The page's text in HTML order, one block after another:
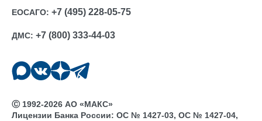
ЕОСАГО: +7 (495) 228-05-75
ДМС: +7 (800) 333-44-03
Ⓒ 1992-2026 АО «МАКС»
Лицензии Банка России: ОС № 1427-03, ОС № 1427-04,